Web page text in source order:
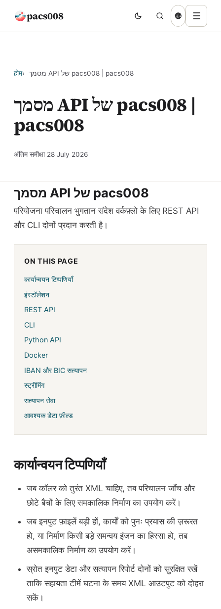
pacs008 🌐 ☰
होम מסמך API של pacs008 | pacs008
מסמך API של pacs008 |
pacs008
अंतिम समीक्षा 28 July 2026
מסמך API של pacs008
परियोजना परिचालन भुगतान संदेश वर्कफ़्लो के लिए REST API
और CLI दोनों प्रदान करती है।
ON THIS PAGE
कार्यान्वयन टिप्पणियाँ
इंस्टॉलेशन
REST API
CLI
Python API
Docker
IBAN और BIC सत्यापन
स्ट्रीमिंग
सत्यापन सेवा
आवश्यक डेटा फ़ील्ड
कार्यान्वयन टिप्पणियाँ
जब कॉलर को तुरंत XML चाहिए, तब परिचालन जाँच और
छोटे बैचों के लिए समकालिक निर्माण का उपयोग करें।
जब इनपुट फ़ाइलें बड़ी हों, कार्यों को पुनः प्रयास की ज़रूरत
हो, या निर्माण किसी बड़े समन्वय इंजन का हिस्सा हो, तब
असमकालिक निर्माण का उपयोग करें।
स्रोत इनपुट डेटा और सत्यापन रिपोर्ट दोनों को सुरक्षित रखें
ताकि सहायता टीमें घटना के समय XML आउटपुट को दोहरा
सकें।